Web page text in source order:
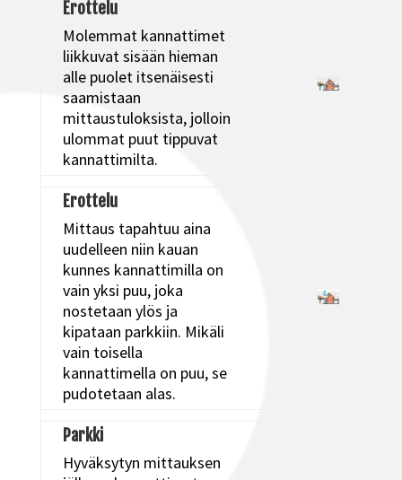
Erottelu
Molemmat kannattimet
liikkuvat sisään hieman
alle puolet itsenäisesti
saamistaan
mittaustuloksista, jolloin
ulommat puut tippuvat
kannattimilta.
Erottelu
Mittaus tapahtuu aina
uudelleen niin kauan
kunnes kannattimilla on
vain yksi puu, joka
nostetaan ylös ja
kipataan parkkiin. Mikäli
vain toisella
kannattimella on puu, se
pudotetaan alas.
Parkki
Hyväksytyn mittauksen